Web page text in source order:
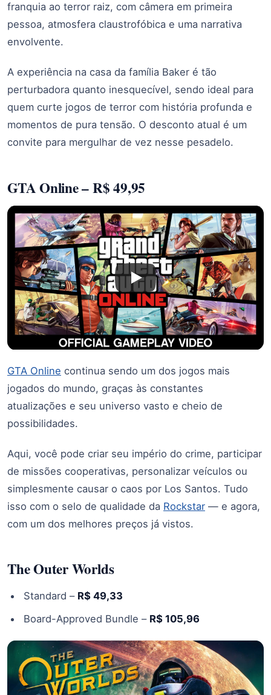
franquia ao terror raiz, com câmera em primeira
pessoa, atmosfera claustrofóbica e uma narrativa
envolvente.
A experiência na casa da família Baker é tão
perturbadora quanto inesquecível, sendo ideal para
quem curte jogos de terror com história profunda e
momentos de pura tensão. O desconto atual é um
convite para mergulhar de vez nesse pesadelo.
GTA Online – R$ 49,95
GTA Online continua sendo um dos jogos mais
jogados do mundo, graças às constantes
atualizações e seu universo vasto e cheio de
possibilidades.
Aqui, você pode criar seu império do crime, participar
de missões cooperativas, personalizar veículos ou
simplesmente causar o caos por Los Santos. Tudo
isso com o selo de qualidade da Rockstar — e agora,
com um dos melhores preços já vistos.
The Outer Worlds
Standard – R$ 49,33
Board-Approved Bundle – R$ 105,96